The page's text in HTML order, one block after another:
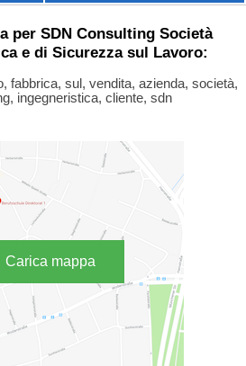
per SDN Consulting Società
e di Sicurezza sul Lavoro:
fabbrica, sul, vendita, azienda, società,
ingegneristica, cliente, sdn
Carica mappa